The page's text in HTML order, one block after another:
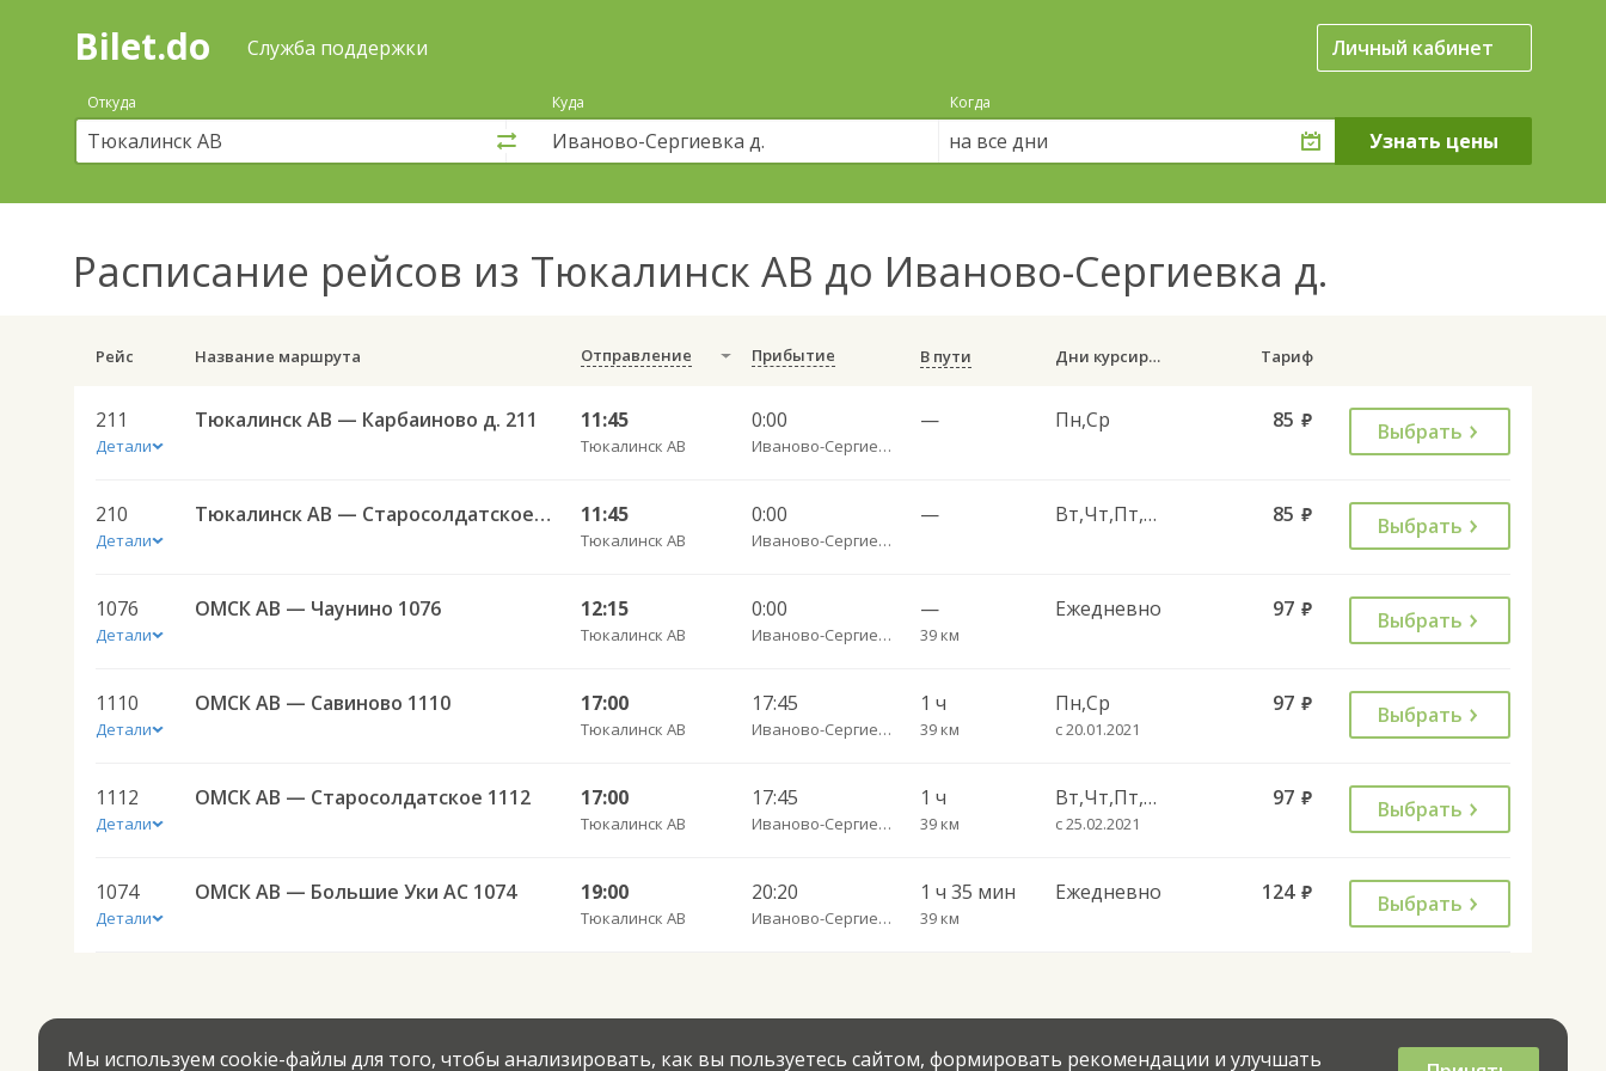
Поиск
покупка
билетов
автобус
онлайн
Bilet.do Служба поддержки Личный кабинет
Откуда Куда Когда
на все дни
Расписание рейсов из Тюкалинск АВ до Иваново-Сергиевка д.
Рейс Название маршрута Отправление Прибытие В пути Дни курсирования Тариф
211
Детали
Тюкалинск АВ — Карбаиново д. 211 11:45
Тюкалинск АВ
0:00
Иваново-Сергиевка д.
— Пн,Ср 85 руб. Выбрать
210
Детали
Тюкалинск АВ — Старосолдатское с. 210 11:45
Тюкалинск АВ
0:00
Иваново-Сергиевка д.
— Вт,Чт,Пт,Вс 85 руб. Выбрать
1076
Детали
ОМСК АВ — Чаунино 1076 12:15
Тюкалинск АВ
0:00
Иваново-Сергиевка д.
—
39 км
Ежедневно 97 руб. Выбрать
1110
Детали
ОМСК АВ — Савиново 1110 17:00
Тюкалинск АВ
17:45
Иваново-Сергиевка д.
1 ч
39 км
Пн,Ср
с 20.01.2021
97 руб. Выбрать
1112
Детали
ОМСК АВ — Старосолдатское 1112 17:00
Тюкалинск АВ
17:45
Иваново-Сергиевка д.
1 ч
39 км
Вт,Чт,Пт,Сб,Вс
с 25.02.2021
97 руб. Выбрать
1074
Детали
ОМСК АВ — Большие Уки АС 1074 19:00
Тюкалинск АВ
20:20
Иваново-Сергиевка д.
1 ч 35 мин
39 км
Ежедневно 124 руб. Выбрать
Мы используем cookie-файлы для того, чтобы анализировать, как вы пользуетесь сайтом, формировать рекомендации и улучшать